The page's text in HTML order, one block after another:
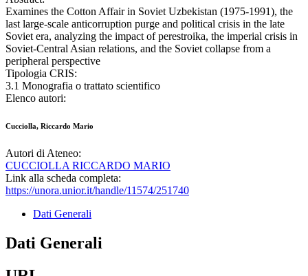
Examines the Cotton Affair in Soviet Uzbekistan (1975-1991), the
last large-scale anticorruption purge and political crisis in the late
Soviet era, analyzing the impact of perestroika, the imperial crisis in
Soviet-Central Asian relations, and the Soviet collapse from a
peripheral perspective
Tipologia CRIS:
3.1 Monografia o trattato scientifico
Elenco autori:
Cucciolla, Riccardo Mario
Autori di Ateneo:
CUCCIOLLA RICCARDO MARIO
Link alla scheda completa:
https://unora.unior.it/handle/11574/251740
Dati Generali
Dati Generali